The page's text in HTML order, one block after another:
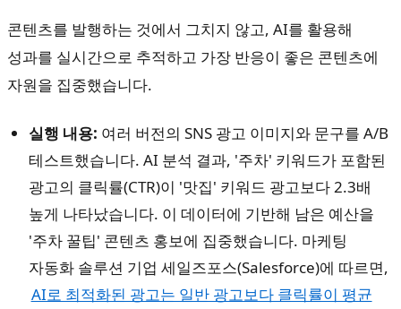
콘텐츠를 발행하는 것에서 그치지 않고, AI를 활용해
성과를 실시간으로 추적하고 가장 반응이 좋은 콘텐츠에
자원을 집중했습니다.
실행 내용: 여러 버전의 SNS 광고 이미지와 문구를 A/B
테스트했습니다. AI 분석 결과, '주차' 키워드가 포함된
광고의 클릭률(CTR)이 '맛집' 키워드 광고보다 2.3배
높게 나타났습니다. 이 데이터에 기반해 남은 예산을
'주차 꿀팁' 콘텐츠 홍보에 집중했습니다. 마케팅
자동화 솔루션 기업 세일즈포스(Salesforce)에 따르면,
AI로 최적화된 광고는 일반 광고보다 클릭률이 평균